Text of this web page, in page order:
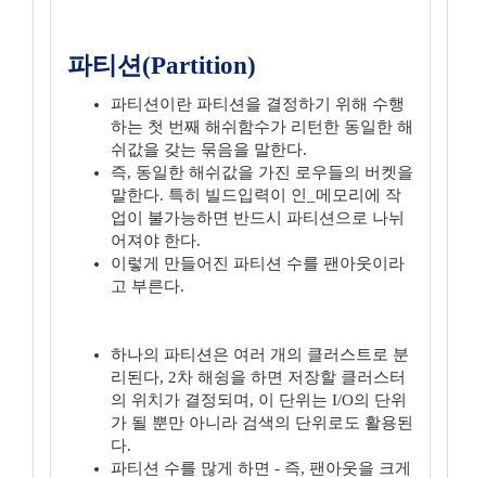
파티션(Partition)
파티션이란 파티션을 결정하기 위해 수행
하는 첫 번째 해쉬함수가 리턴한 동일한 해
쉬값을 갖는 묶음을 말한다.
즉, 동일한 해쉬값을 가진 로우들의 버켓을
말한다. 특히 빌드입력이 인_메모리에 작
업이 불가능하면 반드시 파티션으로 나뉘
어져야 한다.
이렇게 만들어진 파티션 수를 팬아웃이라
고 부른다.
하나의 파티션은 여러 개의 클러스트로 분
리된다, 2차 해슁을 하면 저장할 클러스터
의 위치가 결정되며, 이 단위는 I/O의 단위
가 될 뿐만 아니라 검색의 단위로도 활용된
다.
파티션 수를 많게 하면 - 즉, 팬아웃을 크게